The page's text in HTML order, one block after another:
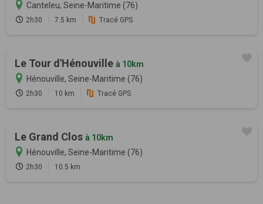
Canteleu, Seine-Maritime (76)
2h30 7.5 km Tracé GPS
Le Tour d'Hénouville à 10km
Hénouville, Seine-Maritime (76)
2h30 10 km Tracé GPS
Le Grand Clos à 10km
Hénouville, Seine-Maritime (76)
2h30 10.5 km